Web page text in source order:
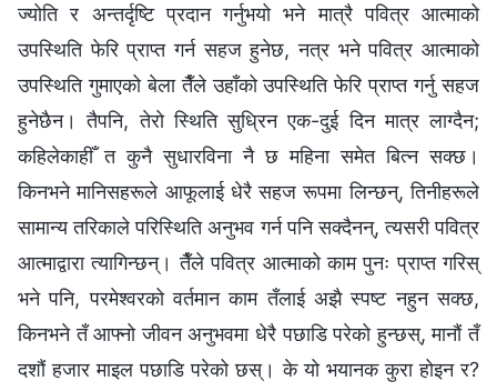
ज्योति र अन्तर्दृष्टि प्रदान गर्नुभयो भने मात्रै पवित्र आत्माको
उपस्थिति फेरि प्राप्त गर्न सहज हुनेछ, नत्र भने पवित्र आत्माको
उपस्थिति गुमाएको बेला तैँले उहाँको उपस्थिति फेरि प्राप्त गर्नु सहज
हुनेछैन। तैपनि, तेरो स्थिति सुध्रिन एक-दुई दिन मात्र लाग्दैन;
कहिलेकाहीँ त कुनै सुधारविना नै छ महिना समेत बित्न सक्छ।
किनभने मानिसहरूले आफूलाई धेरै सहज रूपमा लिन्छन्, तिनीहरूले
सामान्य तरिकाले परिस्थिति अनुभव गर्न पनि सक्दैनन्, त्यसरी पवित्र
आत्माद्वारा त्यागिन्छन्। तैँले पवित्र आत्माको काम पुनः प्राप्त गरिस्
भने पनि, परमेश्‍वरको वर्तमान काम तँलाई अझै स्पष्ट नहुन सक्छ,
किनभने तँ आफ्‍नो जीवन अनुभवमा धेरै पछाडि परेको हुन्छस्, मानौं तँ
दशौं हजार माइल पछाडि परेको छस्। के यो भयानक कुरा होइन र?